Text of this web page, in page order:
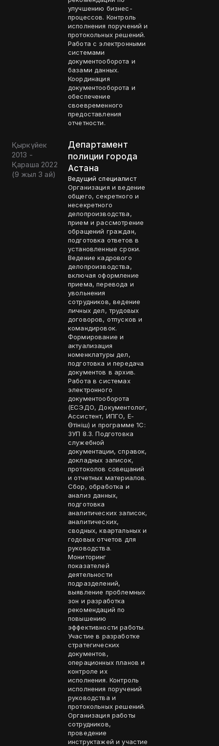
улучшению бизнес-
процессов. Контроль
исполнения поручений и
протокольных решений.
Работа с электронными
системами
документооборота и
базами данных.
Координация
документооборота и
обеспечение
своевременного
предоставления
отчетности.
Қыркүйек
2013 -
Қараша 2022
(9 жыл 3 ай)
Департамент
полиции города
Астана
Ведущий специалист
Организация и ведение
общего, секретного и
несекретного
делопроизводства,
прием и рассмотрение
обращений граждан,
подготовка ответов в
установленные сроки.
Ведение кадрового
делопроизводства,
включая оформление
приема, перевода и
увольнения
сотрудников, ведение
личных дел, трудовых
договоров, отпусков и
командировок.
Формирование и
актуализация
номенклатуры дел,
подготовка и передача
документов в архив.
Работа в системах
электронного
документооборота
(ЕСЭДО, Документолог,
Ассистент, ИПГО, Е-
Өтініш) и программе 1С:
ЗУП 8.3. Подготовка
служебной
документации, справок,
докладных записок,
протоколов совещаний
и отчетных материалов.
Сбор, обработка и
анализ данных,
подготовка
аналитических записок,
аналитических,
сводных, квартальных и
годовых отчетов для
руководства.
Мониторинг
показателей
деятельности
подразделений,
выявление проблемных
зон и разработка
рекомендаций по
повышению
эффективности работы.
Участие в разработке
стратегических
документов,
операционных планов и
контроле их
исполнения. Контроль
исполнения поручений
руководства и
протокольных решений.
Организация работы
сотрудников,
проведение
инструктажей и участие